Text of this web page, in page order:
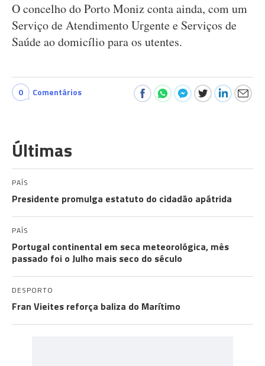
O concelho do Porto Moniz conta ainda, com um
Serviço de Atendimento Urgente e Serviços de
Saúde ao domicílio para os utentes.
0 Comentários
Últimas
PAÍS
Presidente promulga estatuto do cidadão apátrida
PAÍS
Portugal continental em seca meteorológica, mês
passado foi o Julho mais seco do século
DESPORTO
Fran Vieites reforça baliza do Marítimo